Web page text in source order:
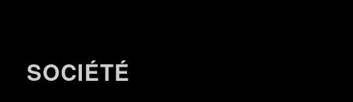
SOCIÉTÉ